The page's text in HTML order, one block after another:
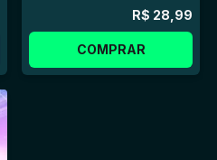
R$ 28,99
COMPRAR